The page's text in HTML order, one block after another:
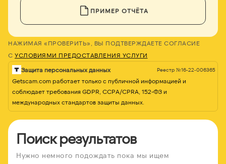
ПРИМЕР ОТЧЁТА
НАЖИМАЯ «ПРОВЕРИТЬ», ВЫ ПОДТВЕРЖДАЕТЕ СОГЛАСИЕ
С УСЛОВИЯМИ ПРЕДОСТАВЛЕНИЯ УСЛУГИ
Защита персональных данных Реестр №16-22-006365
Getscam.com работает только с публичной информацией и
соблюдает требования GDPR, CCPA/CPRA, 152-ФЗ и
международных стандартов защиты данных.
Поиск результатов
Нужно немного подождать пока мы ищем